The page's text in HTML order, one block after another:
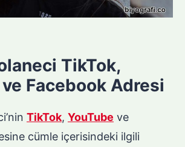
TikTok,
Facebook Adresi
TikTok, YouTube ve
cümle içerisindeki ilgili